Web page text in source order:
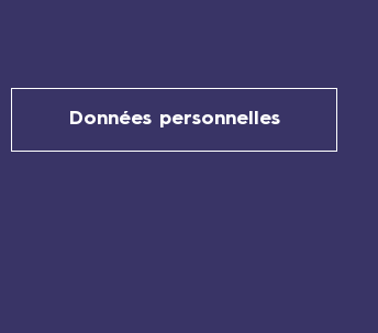
Données personnelles